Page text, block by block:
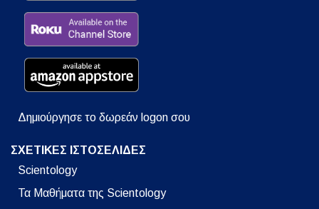
Δημιούργησε το δωρεάν logon σου
ΣΧΕΤΙΚΕΣ ΙΣΤΟΣΕΛΙΔΕΣ
Scientology
Τα Μαθήματα της Scientology